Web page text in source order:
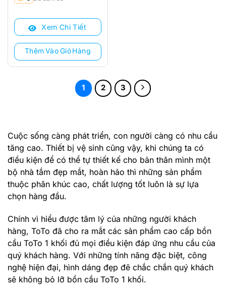
Cuộc sống càng phát triển, con người càng có nhu cầu
tăng cao. Thiết bị vệ sinh cũng vậy, khi chúng ta có
điều kiện để có thể tự thiết kế cho bản thân mình một
bộ nhà tắm đẹp mắt, hoàn hảo thì những sản phẩm
thuộc phân khúc cao, chất lượng tốt luôn là sự lựa
chọn hàng đầu.
Chính vì hiểu được tâm lý của những người khách
hàng, ToTo đã cho ra mắt các sản phẩm cao cấp bồn
cầu ToTo 1 khối đủ mọi điều kiện đáp ứng nhu cầu của
quý khách hàng. Với những tính năng đặc biệt, công
nghệ hiện đại, hình dáng đẹp đẽ chắc chắn quý khách
sẽ không bỏ lỡ bồn cầu ToTo 1 khối.
là:
16.632.000 ₫.
tại
13.210.000 ₫.
Xem Chi Tiết
Thêm Vào Giỏ Hàng
1 2 3